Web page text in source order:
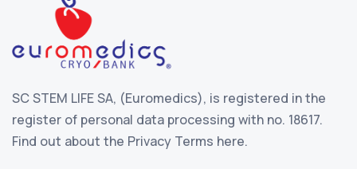
SC STEM LIFE SA, (Euromedics), is registered in the
register of personal data processing with no. 18617.
Find out about the Privacy Terms here.